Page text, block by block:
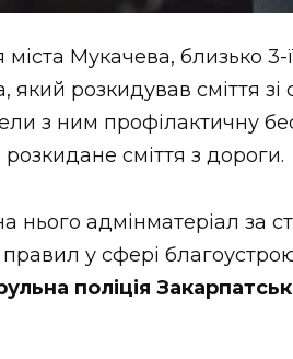
Мукачева, близько 3-
який розкидував сміття зі
з ним профілактичну
сміття з дороги.
нього адмінматеріал за
у сфері
поліція